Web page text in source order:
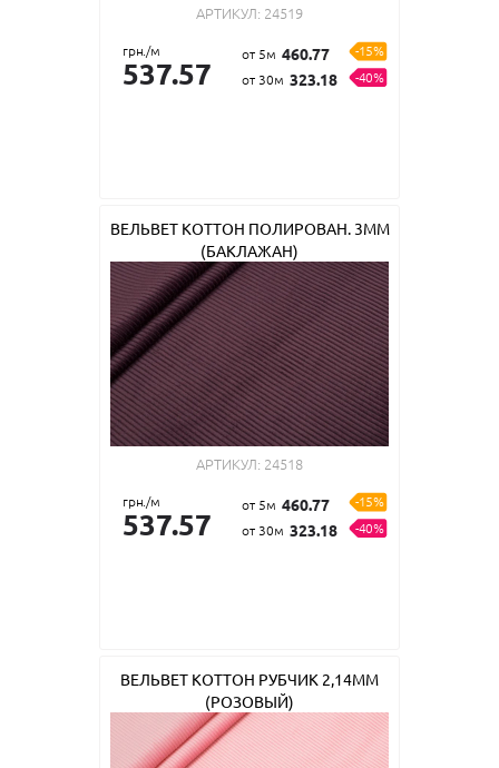
АРТИКУЛ: 24519
грн./м
537.57
от 5м 460.77
-15%
от 30м 323.18 -40%
ВЕЛЬВЕТ КОТТОН ПОЛИРОВАН. 3ММ
(БАКЛАЖАН)
АРТИКУЛ: 24518
грн./м
537.57
от 5м 460.77
-15%
от 30м 323.18 -40%
ВЕЛЬВЕТ КОТТОН РУБЧИК 2,14ММ
(РОЗОВЫЙ)